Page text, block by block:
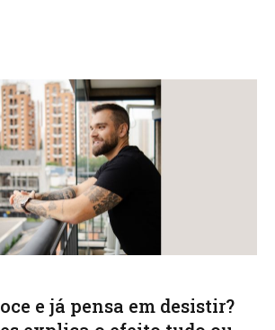
e já pensa em desistir?